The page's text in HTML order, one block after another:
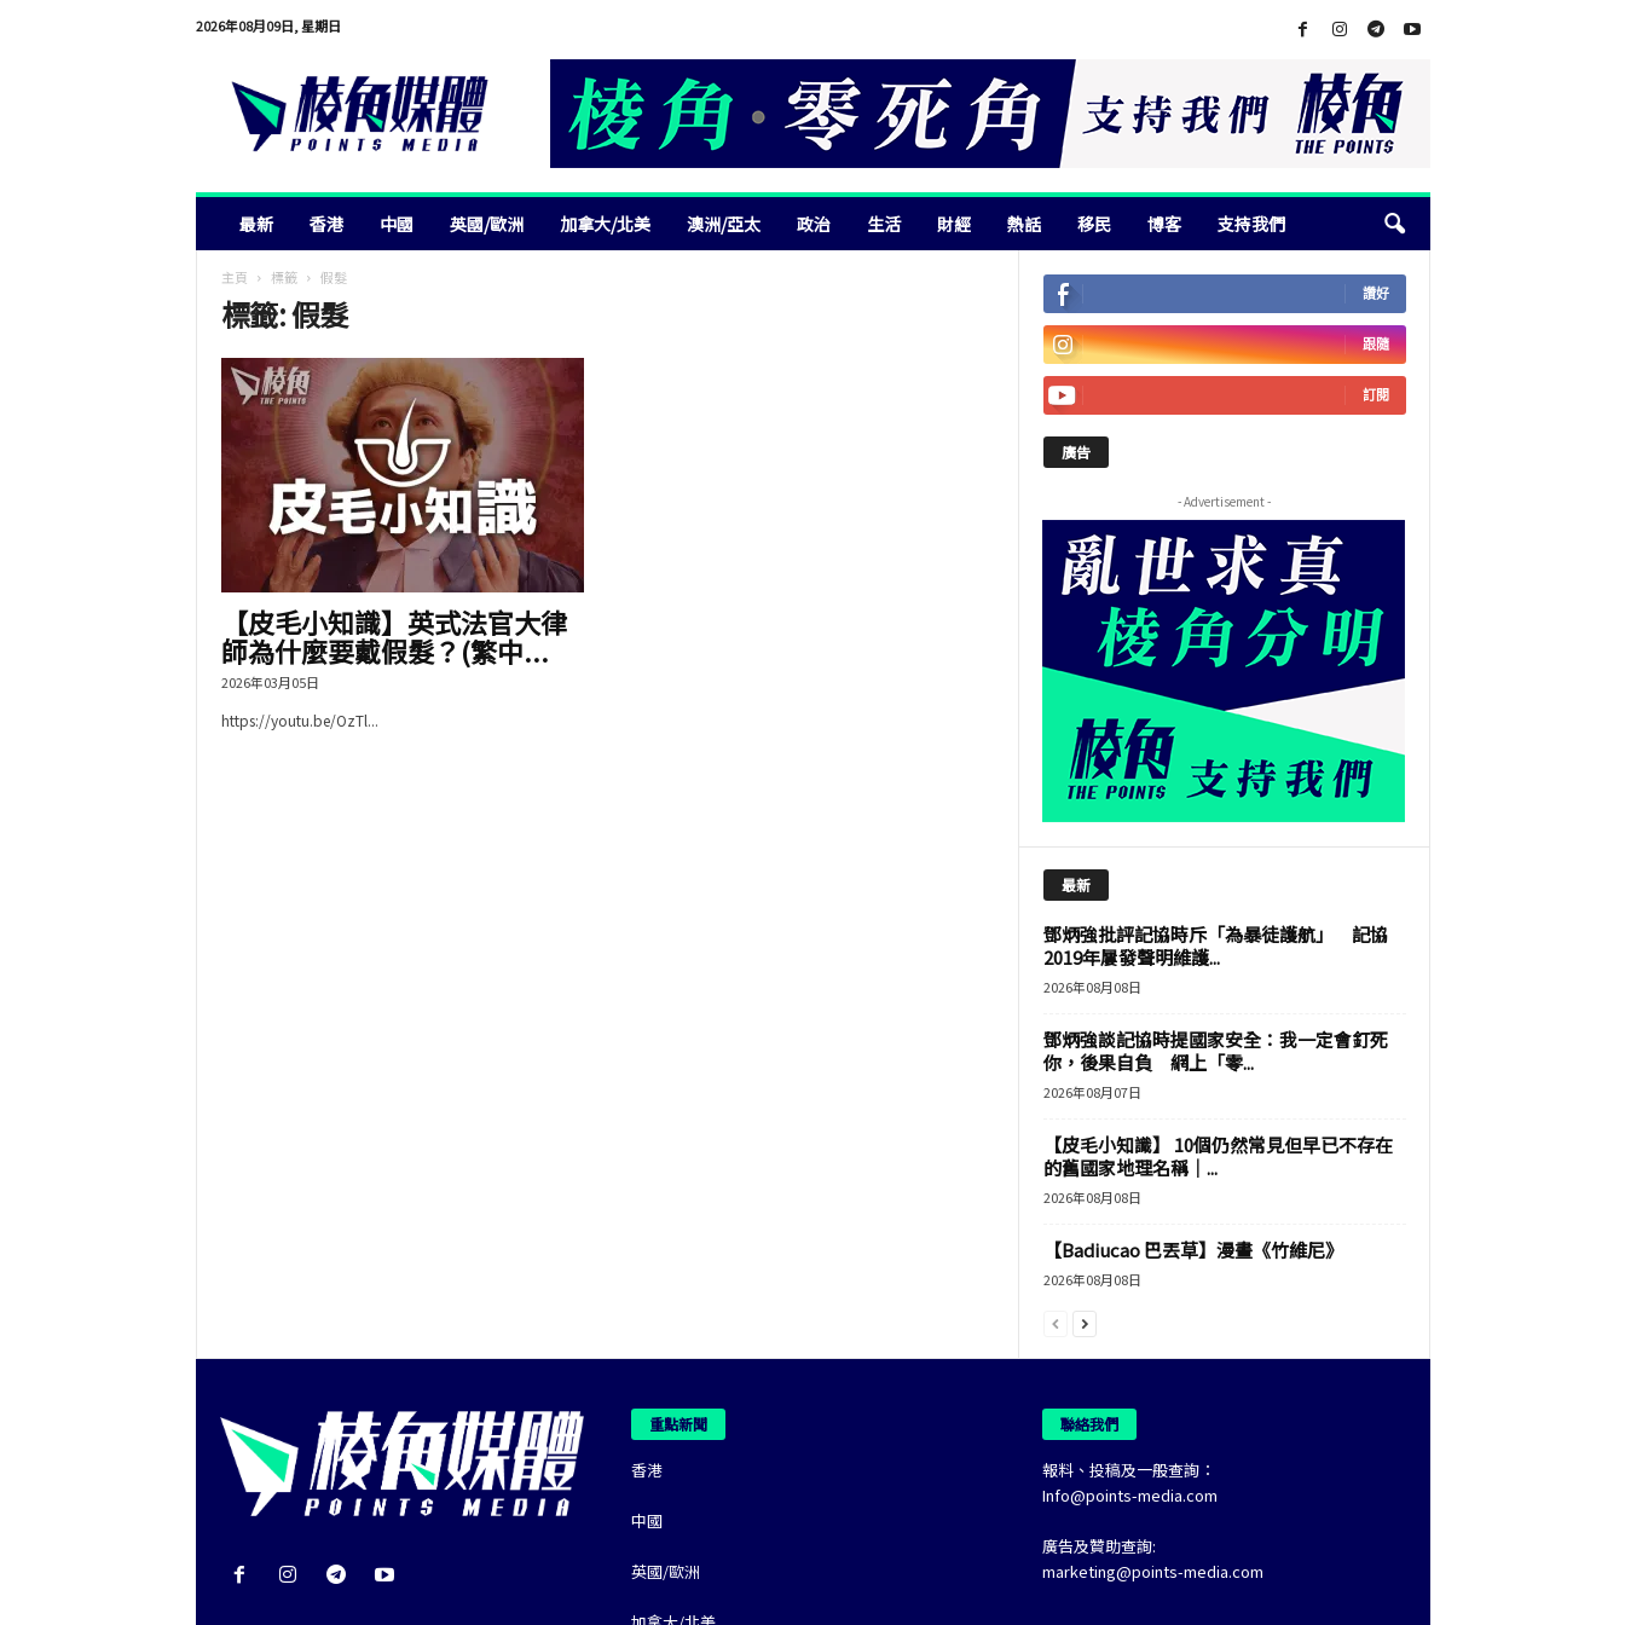
2026年08月09日, 星期日
最新 香港 中國 英國/歐洲 加拿大/北美 澳洲/亞太 政治 生活 財經 熱話 移民 博客 支持我們
主頁 標籤 假髮
標籤: 假髮
【皮毛小知識】英式法官大律
師為什麼要戴假髮？(繁中...
2026年03月05日
https://youtu.be/OzTl...
讚好
跟隨
訂閱
廣告
- Advertisement -
最新
鄧炳強批評記協時斥「為暴徒護航」 記協
2019年屢發聲明維護...
2026年08月08日
鄧炳強談記協時提國家安全：我一定會釘死
你，後果自負 網上「零...
2026年08月07日
【皮毛小知識】 10個仍然常見但早已不存在
的舊國家地理名稱｜...
2026年08月08日
【Badiucao 巴丟草】漫畫《竹維尼》
2026年08月08日
重點新聞
香港
中國
英國/歐洲
聯絡我們
報料、投稿及一般查詢：
Info@points-media.com
廣告及贊助查詢:
marketing@points-media.com